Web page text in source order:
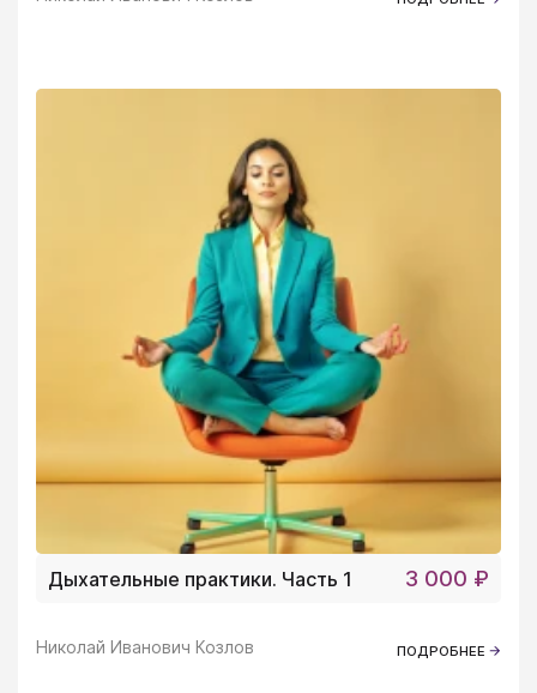
Дыхательные практики. Часть 1 3 000 ₽
Николай Иванович Козлов ПОДРОБНЕЕ